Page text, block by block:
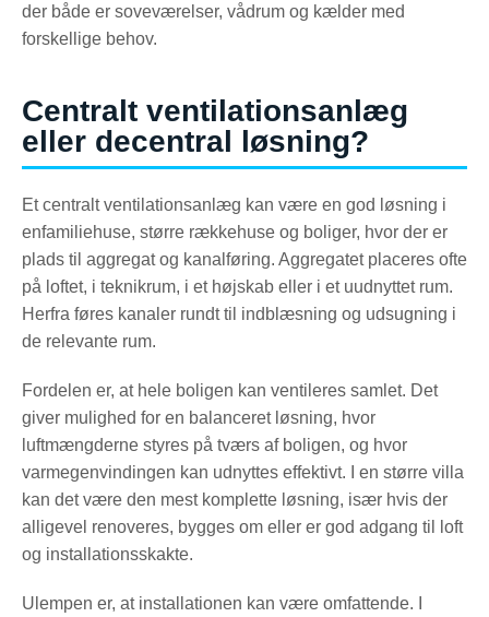
der både er soveværelser, vådrum og kælder med
forskellige behov.
Centralt ventilationsanlæg
eller decentral løsning?
Et centralt ventilationsanlæg kan være en god løsning i
enfamiliehuse, større rækkehuse og boliger, hvor der er
plads til aggregat og kanalføring. Aggregatet placeres ofte
på loftet, i teknikrum, i et højskab eller i et uudnyttet rum.
Herfra føres kanaler rundt til indblæsning og udsugning i
de relevante rum.
Fordelen er, at hele boligen kan ventileres samlet. Det
giver mulighed for en balanceret løsning, hvor
luftmængderne styres på tværs af boligen, og hvor
varmegenvindingen kan udnyttes effektivt. I en større villa
kan det være den mest komplette løsning, især hvis der
alligevel renoveres, bygges om eller er god adgang til loft
og installationsskakte.
Ulempen er, at installationen kan være omfattende. I